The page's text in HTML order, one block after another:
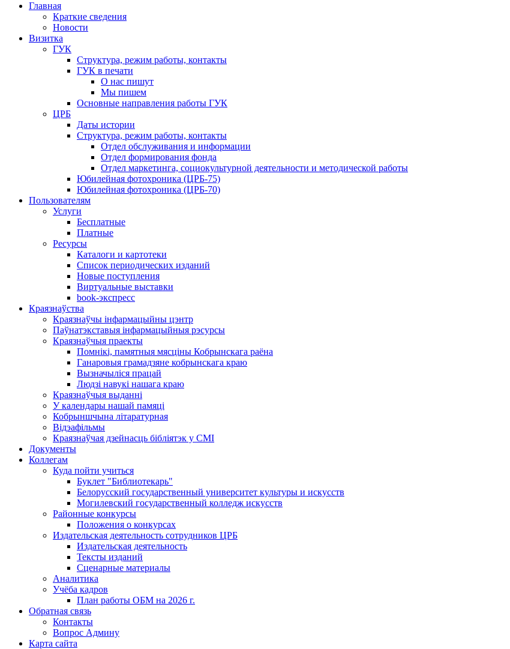
Главная
Краткие сведения
Новости
Визитка
ГУК
Структура, режим работы, контакты
ГУК в печати
О нас пишут
Мы пишем
Основные направления работы ГУК
ЦРБ
Даты истории
Структура, режим работы, контакты
Отдел обслуживания и информации
Отдел формирования фонда
Отдел маркетинга, социокультурной деятельности и методической работы
Юбилейная фотохроника (ЦРБ-75)
Юбилейная фотохроника (ЦРБ-70)
Пользователям
Услуги
Бесплатные
Платные
Ресурсы
Каталоги и картотеки
Список периодических изданий
Новые поступления
Виртуальные выставки
book-экспресс
Краязнаўства
Краязнаўчы інфармацыйны цэнтр
Паўнатэкставыя інфармацыйныя рэсурсы
Краязнаўчыя праекты
Помнікі, памятныя мясціны Кобрынскага раёна
Ганаровыя грамадзяне кобрынскага краю
Вызначыліся працай
Людзі навукі нашага краю
Краязнаўчыя выданні
У календары нашай памяці
Кобрыншчына літаратурная
Відэафільмы
Краязнаўчая дзейнасць бібліятэк у СМІ
Документы
Коллегам
Куда пойти учиться
Буклет "Библиотекарь"
Белорусский государственный университет культуры и искусств
Могилевский государственный колледж искусств
Районные конкурсы
Положения о конкурсах
Издательская деятельность сотрудников ЦРБ
Издательская деятельность
Тексты изданий
Сценарные материалы
Аналитика
Учёба кадров
План работы ОБМ на 2026 г.
Обратная связь
Контакты
Вопрос Админу
Карта сайта